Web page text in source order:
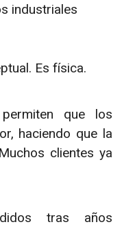
industriales
Es física.
que los
haciendo que la
clientes ya
tras años